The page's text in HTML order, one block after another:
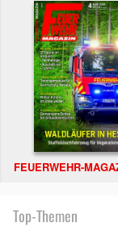
FEUERWEHR-
Top-Themen